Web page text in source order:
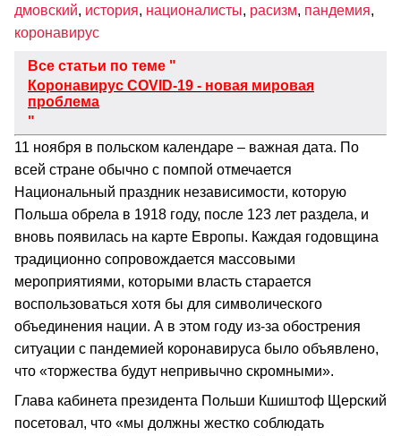
дмовский, история, националисты, расизм, пандемия,
коронавирус
Все статьи по теме "
Коронавирус COVID-19 - новая мировая
проблема
"
11 ноября в польском календаре – важная дата. По
всей стране обычно с помпой отмечается
Национальный праздник независимости, которую
Польша обрела в 1918 году, после 123 лет раздела, и
вновь появилась на карте Европы. Каждая годовщина
традиционно сопровождается массовыми
мероприятиями, которыми власть старается
воспользоваться хотя бы для символического
объединения нации. А в этом году из-за обострения
ситуации с пандемией коронавируса было объявлено,
что «торжества будут непривычно скромными».
Глава кабинета президента Польши Кшиштоф Щерский
посетовал, что «мы должны жестко соблюдать